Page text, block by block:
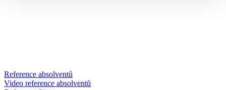
Reference absolventů
Video reference absolventů